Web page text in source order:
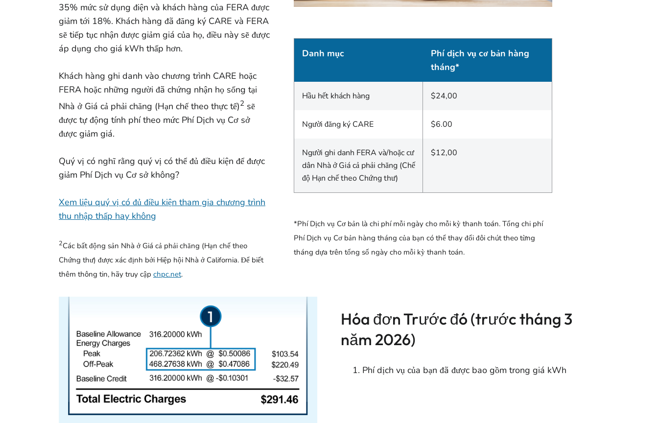
35% mức sử dụng điện và khách hàng của FERA được
giảm tới 18%. Khách hàng đã đăng ký CARE và FERA
sẽ tiếp tục nhận được giảm giá của họ, điều này sẽ được
áp dụng cho giá kWh thấp hơn.
Khách hàng ghi danh vào chương trình CARE hoặc
FERA hoặc những người đã chứng nhận họ sống tại
Nhà ở Giá cả phải chăng (Hạn chế theo thực tế)2 sẽ
được tự động tính phí theo mức Phí Dịch vụ Cơ sở
được giảm giá.
Quý vị có nghĩ rằng quý vị có thể đủ điều kiện để được
giảm Phí Dịch vụ Cơ sở không?
Xem liệu quý vị có đủ điều kiện tham gia chương trình
thu nhập thấp hay không
2Các bất động sản Nhà ở Giá cả phải chăng (Hạn chế theo
Chứng thư) được xác định bởi Hiệp hội Nhà ở California. Để biết
thêm thông tin, hãy truy cập chpc.net.
Danh mục
Phí dịch vụ cơ bản hàng
tháng*
Hầu hết khách hàng $24,00
Người đăng ký CARE $6.00
Người ghi danh FERA và/hoặc cư
dân Nhà ở Giá cả phải chăng (Chế
độ Hạn chế theo Chứng thư)
$12,00
*Phí Dịch vụ Cơ bản là chi phí mỗi ngày cho mỗi kỳ thanh toán. Tổng chi phí
Phí Dịch vụ Cơ bản hàng tháng của bạn có thể thay đổi đôi chút theo từng
tháng dựa trên tổng số ngày cho mỗi kỳ thanh toán.
Hóa đơn Trước đó (trước tháng 3
năm 2026)
Phí dịch vụ của bạn đã được bao gồm trong giá kWh